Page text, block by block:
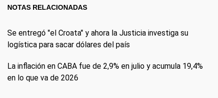
NOTAS RELACIONADAS
Se entregó "el Croata" y ahora la Justicia investiga su
logística para sacar dólares del país
La inflación en CABA fue de 2,9% en julio y acumula 19,4%
en lo que va de 2026